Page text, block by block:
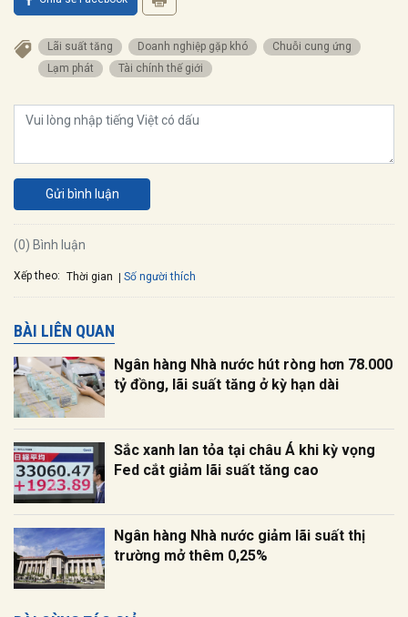
Lãi suất tăng Doanh nghiệp gặp khó
Chuỗi cung ứng
Lạm phát
Tài chính thế giới
Gửi bình luận
(0) Bình luận
Xếp theo: Thời gian Số người thích
BÀI LIÊN QUAN
Ngân hàng Nhà nước hút ròng hơn 78.000
tỷ đồng, lãi suất tăng ở kỳ hạn dài
Sắc xanh lan tỏa tại châu Á khi kỳ vọng
Fed cắt giảm lãi suất tăng cao
Ngân hàng Nhà nước giảm lãi suất thị
trường mở thêm 0,25%